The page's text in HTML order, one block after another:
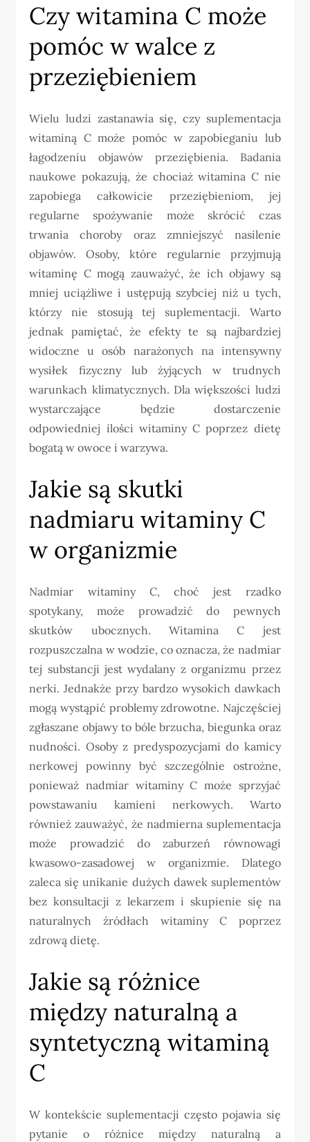
Czy witamina C może
pomóc w walce z
przeziębieniem
Wielu ludzi zastanawia się, czy suplementacja
witaminą C może pomóc w zapobieganiu lub
łagodzeniu objawów przeziębienia. Badania
naukowe pokazują, że chociaż witamina C nie
zapobiega całkowicie przeziębieniom, jej
regularne spożywanie może skrócić czas
trwania choroby oraz zmniejszyć nasilenie
objawów. Osoby, które regularnie przyjmują
witaminę C mogą zauważyć, że ich objawy są
mniej uciążliwe i ustępują szybciej niż u tych,
którzy nie stosują tej suplementacji. Warto
jednak pamiętać, że efekty te są najbardziej
widoczne u osób narażonych na intensywny
wysiłek fizyczny lub żyjących w trudnych
warunkach klimatycznych. Dla większości ludzi
wystarczające będzie dostarczenie
odpowiedniej ilości witaminy C poprzez dietę
bogatą w owoce i warzywa.
Jakie są skutki
nadmiaru witaminy C
w organizmie
Nadmiar witaminy C, choć jest rzadko
spotykany, może prowadzić do pewnych
skutków ubocznych. Witamina C jest
rozpuszczalna w wodzie, co oznacza, że nadmiar
tej substancji jest wydalany z organizmu przez
nerki. Jednakże przy bardzo wysokich dawkach
mogą wystąpić problemy zdrowotne. Najczęściej
zgłaszane objawy to bóle brzucha, biegunka oraz
nudności. Osoby z predyspozycjami do kamicy
nerkowej powinny być szczególnie ostrożne,
ponieważ nadmiar witaminy C może sprzyjać
powstawaniu kamieni nerkowych. Warto
również zauważyć, że nadmierna suplementacja
może prowadzić do zaburzeń równowagi
kwasowo-zasadowej w organizmie. Dlatego
zaleca się unikanie dużych dawek suplementów
bez konsultacji z lekarzem i skupienie się na
naturalnych źródłach witaminy C poprzez
zdrową dietę.
Jakie są różnice
między naturalną a
syntetyczną witaminą
C
W kontekście suplementacji często pojawia się
pytanie o różnice między naturalną a